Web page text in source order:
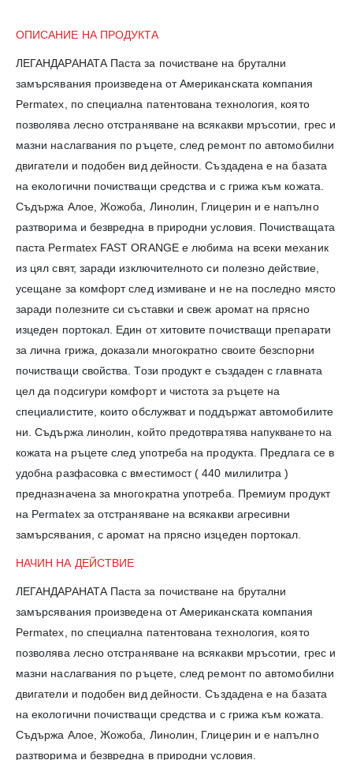
ОПИСАНИЕ НА ПРОДУКТА
ЛЕГАНДАРАНАТА Паста за почистване на брутални
замърсявания произведена от Американската компания
Permatex, по специална патентована технология, която
позволява лесно отстраняване на всякакви мръсотии, грес и
мазни наслагвания по ръцете, след ремонт по автомобилни
двигатели и подобен вид дейности. Създадена е на базата
на екологични почистващи средства и с грижа към кожата.
Съдържа Алое, Жожоба, Линолин, Глицерин и е напълно
разтворима и безвредна в природни условия. Почистващата
паста Permatex FAST ORANGE е любима на всеки механик
из цял свят, заради изключителното си полезно действие,
усещане за комфорт след измиване и не на последно място
заради полезните си съставки и свеж аромат на прясно
изцеден портокал. Един от хитовите почистващи препарати
за лична грижа, доказали многократно своите безспорни
почистващи свойства. Този продукт е създаден с главната
цел да подсигури комфорт и чистота за ръцете на
специалистите, които обслужват и поддържат автомобилите
ни. Съдържа линолин, който предотвратява напукването на
кожата на ръцете след употреба на продукта. Предлага се в
удобна разфасовка с вместимост ( 440 милилитра )
предназначена за многократна употреба. Премиум продукт
на Permatex за отстраняване на всякакви агресивни
замърсявания, с аромат на прясно изцеден портокал.
НАЧИН НА ДЕЙСТВИЕ
ЛЕГАНДАРАНАТА Паста за почистване на брутални
замърсявания произведена от Американската компания
Permatex, по специална патентована технология, която
позволява лесно отстраняване на всякакви мръсотии, грес и
мазни наслагвания по ръцете, след ремонт по автомобилни
двигатели и подобен вид дейности. Създадена е на базата
на екологични почистващи средства и с грижа към кожата.
Съдържа Алое, Жожоба, Линолин, Глицерин и е напълно
разтворима и безвредна в природни условия.